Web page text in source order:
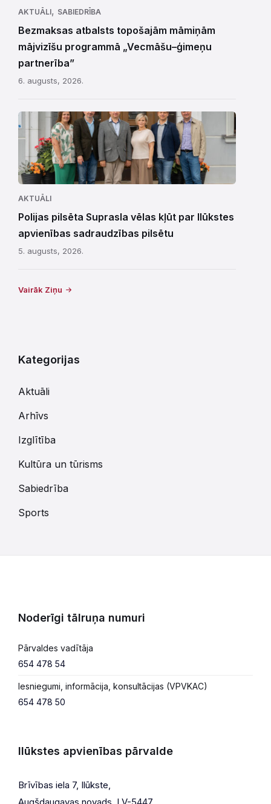
AKTUĀLI, SABIEDRĪBA
Bezmaksas atbalsts topošajām māmiņām
mājvizīšu programmā „Vecmāšu–ģimeņu
partnerība”
6. augusts, 2026.
AKTUĀLI
Polijas pilsēta Suprasla vēlas kļūt par Ilūkstes
apvienības sadraudzības pilsētu
5. augusts, 2026.
Vairāk Ziņu
Kategorijas
Aktuāli
Arhīvs
Izglītība
Kultūra un tūrisms
Sabiedrība
Sports
Noderīgi tālruņa numuri
Pārvaldes vadītāja
654 478 54
Iesniegumi, informācija, konsultācijas (VPVKAC)
654 478 50
Ilūkstes apvienības pārvalde
Brīvības iela 7, Ilūkste,